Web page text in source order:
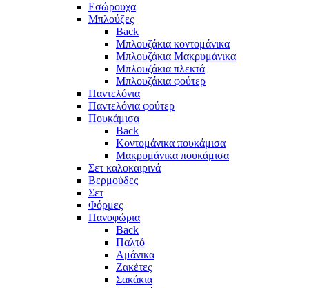
Eσώρουχα
Μπλούζες
Back
Μπλουζάκια κοντομάνικα
Μπλουζάκια Μακρυμάνικα
Μπλουζάκια πλεκτά
Μπλουζάκια φούτερ
Παντελόνια
Παντελόνια φούτερ
Πουκάμισα
Back
Κοντομάνικα πουκάμισα
Μακρυμάνικα πουκάμισα
Σετ καλοκαιρινά
Βερμούδες
Σετ
Φόρμες
Πανοφώρια
Back
Παλτό
Αμάνικα
Ζακέτες
Σακάκια